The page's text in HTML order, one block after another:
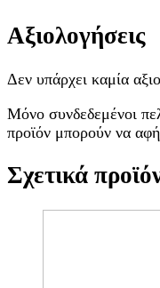
Αξιολογήσεις
Δεν υπάρχει καμία
Μόνο συνδεδεμένοι
προϊόν μπορούν να
Σχετικά